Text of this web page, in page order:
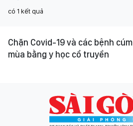
có 1 kết quả
Chặn Covid-19 và các bệnh cúm
mùa bằng y học cổ truyền